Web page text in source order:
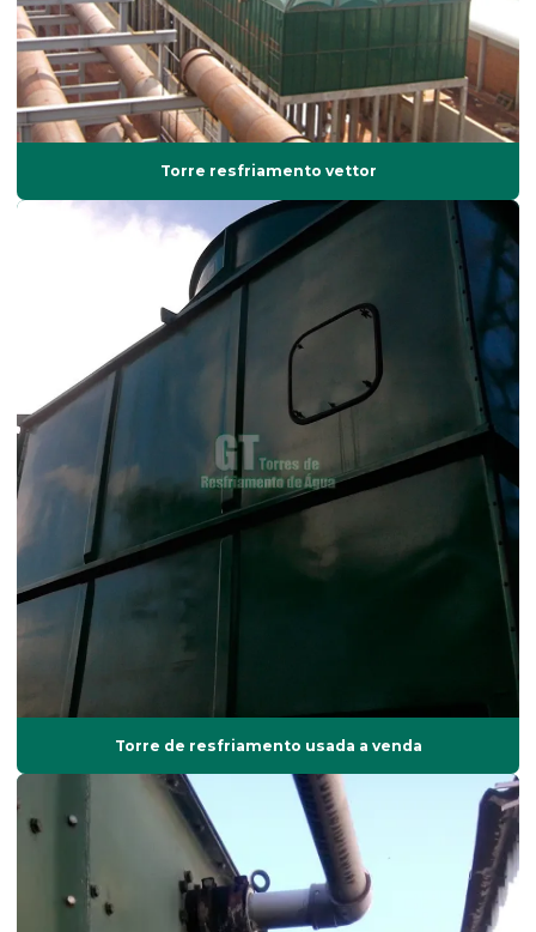
Bicos spray para lavador de gases
Conserto de torre de resfriamento
Contrato de manutenção em torres de resfriamento
Distribuidor de torre de resfriamento
Eficiência energética em torres de resfriamento
Eficiência térmica em torres
Eliminador de gotas demister
Eliminador de gotas torre de resfriamento
Empresa de impermeabilização de laje
Empresas de balanceamento dinâmico
Empresas de torre de resfriamento
Enchimento de contato tipo grade
Enchimento tipo grade
Enchimento torre de resfriamento
Fábrica de torre de resfriamento
Fabricante de torre de resfriamento
Impermeabilização com borracha líquida
Impermeabilização de lajes
Impermeabilização de lajes expostas
Torre resfriamento vettor
Torre de resfriamento usada a venda